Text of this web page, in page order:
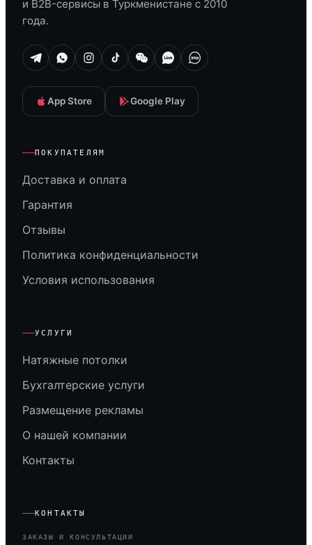
и B2B-сервисы в Туркменистане с 2010
года.
App Store Google Play
ПОКУПАТЕЛЯМ
Доставка и оплата
Гарантия
Отзывы
Политика конфиденциальности
Условия использования
УСЛУГИ
Натяжные потолки
Бухгалтерские услуги
Размещение рекламы
О нашей компании
Контакты
КОНТАКТЫ
ЗАКАЗЫ И КОНСУЛЬТАЦИИ